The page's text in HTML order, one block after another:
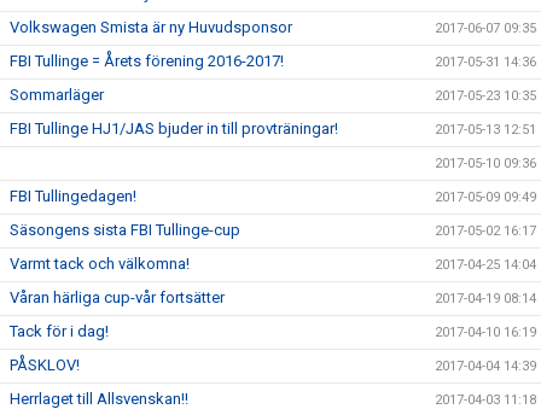
Volkswagen Smista är ny Huvudsponsor 2017-06-07 09:35
FBI Tullinge = Årets förening 2016-2017! 2017-05-31 14:36
Sommarläger 2017-05-23 10:35
FBI Tullinge HJ1/JAS bjuder in till provträningar! 2017-05-13 12:51
2017-05-10 09:36
FBI Tullingedagen! 2017-05-09 09:49
Säsongens sista FBI Tullinge-cup 2017-05-02 16:17
Varmt tack och välkomna! 2017-04-25 14:04
Våran härliga cup-vår fortsätter 2017-04-19 08:14
Tack för i dag! 2017-04-10 16:19
PÅSKLOV! 2017-04-04 14:39
Herrlaget till Allsvenskan!! 2017-04-03 11:18